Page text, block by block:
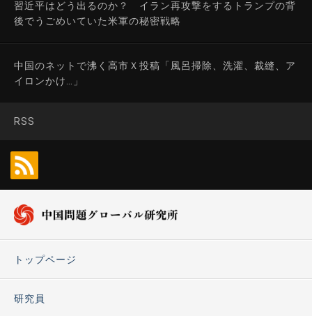
習近平はどう出るのか？ イラン再攻撃をするトランプの背
後でうごめいていた米軍の秘密戦略
中国のネットで沸く高市Ｘ投稿「風呂掃除、洗濯、裁縫、ア
イロンかけ…」
RSS
トップページ
研究員